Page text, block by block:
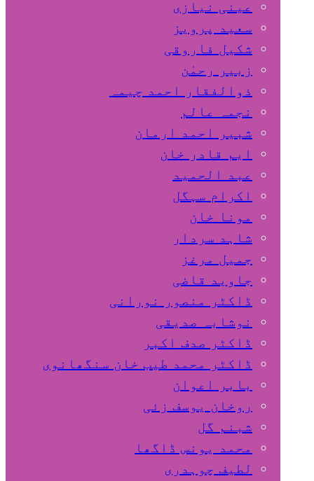
عینی نیازی
سعید پرویز
شکیل فاروقی
زبیر رحمٰن
ذوالفقار احمد چیمہ
نجمہ عالم
شبیر احمد ارمان
ایم قادر خان
عبد الحمید
اکرام سہگل
مونا خان
شاہد سردار
جمیل مرغز
جاوید قاضی
ڈاکٹر منصور نورانی
نوشابہ صدیقی
ڈاکٹر صدف اکبر
ڈاکٹر محمد طیب خان سنگھانوی
بابر اعوان
روخان یوسف زئی
شبنم گل
محمد یونس ڈاگھا
لطیف چوہدری